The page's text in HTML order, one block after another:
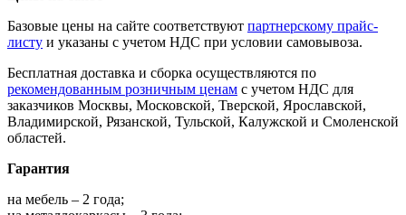
Базовые цены на сайте соответствуют партнерскому прайс-
листу и указаны с учетом НДС при условии самовывоза.
Бесплатная доставка и сборка осуществляются по
рекомендованным розничным ценам с учетом НДС для
заказчиков Москвы, Московской, Тверской, Ярославской,
Владимирской, Рязанской, Тульской, Калужской и Смоленской
областей.
Гарантия
на мебель – 2 года;